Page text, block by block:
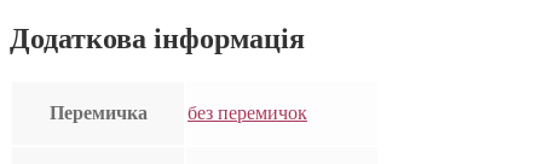
Додаткова інформація
Перемичка без перемичок